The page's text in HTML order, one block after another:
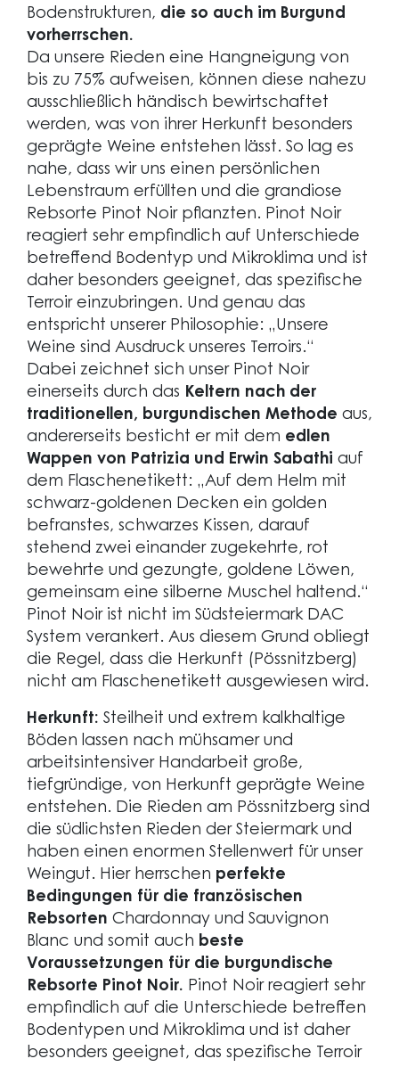
Bodenstrukturen, die so auch im Burgund
vorherrschen.
Da unsere Rieden eine Hangneigung von
bis zu 75% aufweisen, können diese nahezu
ausschließlich händisch bewirtschaftet
werden, was von ihrer Herkunft besonders
geprägte Weine entstehen lässt. So lag es
nahe, dass wir uns einen persönlichen
Lebenstraum erfüllten und die grandiose
Rebsorte Pinot Noir pflanzten. Pinot Noir
reagiert sehr empfindlich auf Unterschiede
betreffend Bodentyp und Mikroklima und ist
daher besonders geeignet, das spezifische
Terroir einzubringen. Und genau das
entspricht unserer Philosophie: „Unsere
Weine sind Ausdruck unseres Terroirs.“
Dabei zeichnet sich unser Pinot Noir
einerseits durch das Keltern nach der
traditionellen, burgundischen Methode aus,
andererseits besticht er mit dem edlen
Wappen von Patrizia und Erwin Sabathi auf
dem Flaschenetikett: „Auf dem Helm mit
schwarz-goldenen Decken ein golden
befranstes, schwarzes Kissen, darauf
stehend zwei einander zugekehrte, rot
bewehrte und gezungte, goldene Löwen,
gemeinsam eine silberne Muschel haltend.“
Pinot Noir ist nicht im Südsteiermark DAC
System verankert. Aus diesem Grund obliegt
die Regel, dass die Herkunft (Pössnitzberg)
nicht am Flaschenetikett ausgewiesen wird.
Herkunft: Steilheit und extrem kalkhaltige
Böden lassen nach mühsamer und
arbeitsintensiver Handarbeit große,
tiefgründige, von Herkunft geprägte Weine
entstehen. Die Rieden am Pössnitzberg sind
die südlichsten Rieden der Steiermark und
haben einen enormen Stellenwert für unser
Weingut. Hier herrschen perfekte
Bedingungen für die französischen
Rebsorten Chardonnay und Sauvignon
Blanc und somit auch beste
Voraussetzungen für die burgundische
Rebsorte Pinot Noir. Pinot Noir reagiert sehr
empfindlich auf die Unterschiede betreffen
Bodentypen und Mikroklima und ist daher
besonders geeignet, das spezifische Terroir